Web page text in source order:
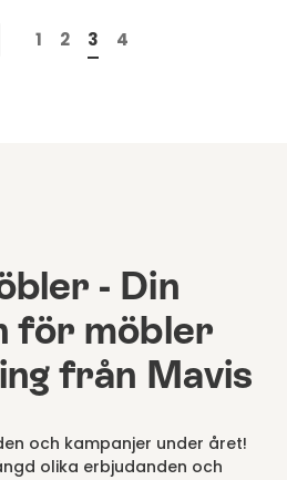
1 2 3 4
- Din
för möbler
från Mavis
och kampanjer under året!
olika erbjudanden och